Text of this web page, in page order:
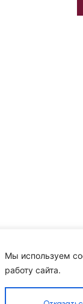
Мы используем
работу сайта.